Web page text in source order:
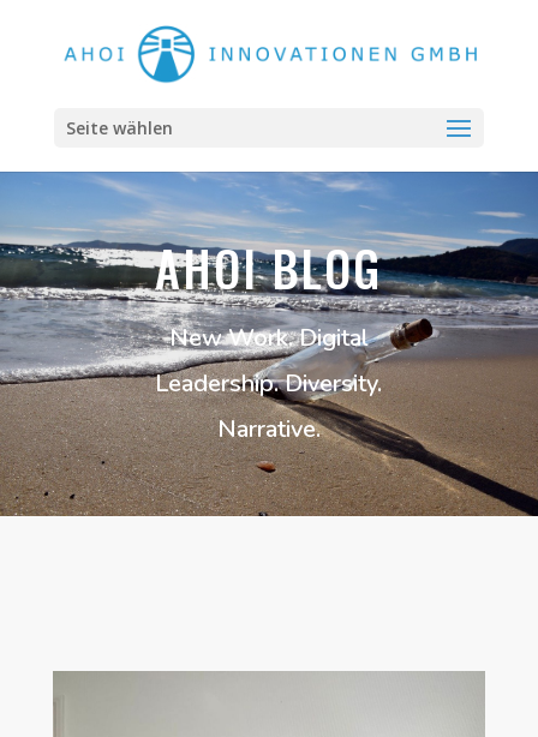
Seite wählen
AHOI BLOG
New Work. Digital
Leadership. Diversity.
Narrative.